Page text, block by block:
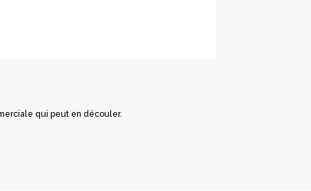
qui peut en découler.